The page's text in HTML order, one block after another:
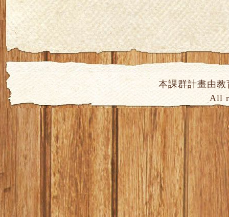
本課群計畫由
All